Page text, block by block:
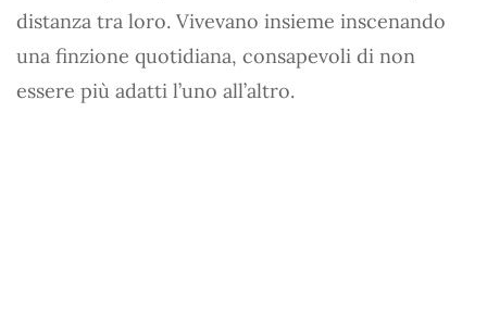
distanza tra loro. Vivevano insieme inscenando
una finzione quotidiana, consapevoli di non
essere più adatti l’uno all’altro.